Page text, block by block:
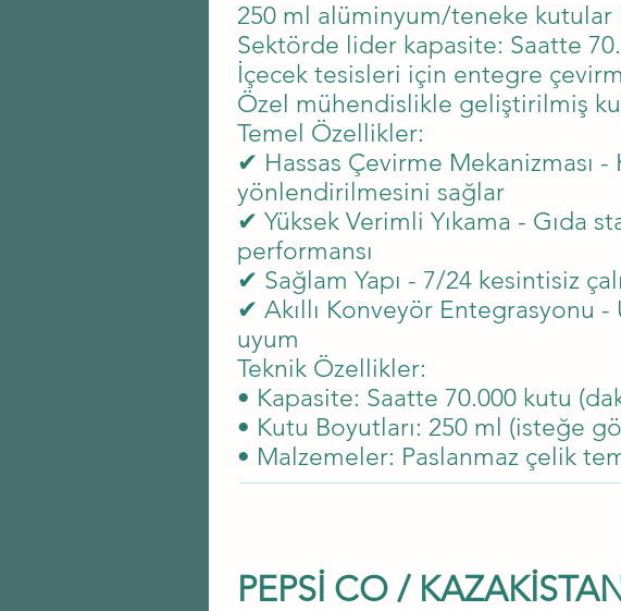
250 ml alüminyum/teneke kutular
Sektörde lider kapasite: Saatte
İçecek tesisleri için entegre
Özel mühendislikle geliştirilmiş
Temel Özellikler:
✔ Hassas Çevirme Mekanizması -
yönlendirilmesini sağlar
✔ Yüksek Verimli Yıkama - Gıda
performansı
✔ Sağlam Yapı - 7/24 kesintisiz
✔ Akıllı Konveyör Entegrasyonu
uyum
Teknik Özellikler:
• Kapasite: Saatte 70.000 kutu
• Kutu Boyutları: 250 ml (isteğe
• Malzemeler: Paslanmaz çelik
​PEPSİ CO /